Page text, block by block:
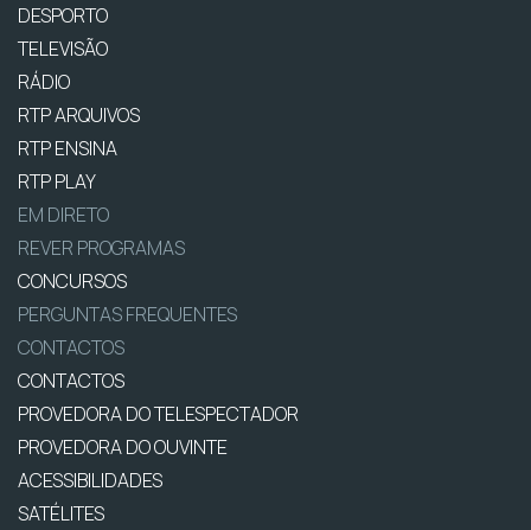
DESPORTO
TELEVISÃO
RÁDIO
RTP ARQUIVOS
RTP ENSINA
RTP PLAY
EM DIRETO
REVER PROGRAMAS
CONCURSOS
PERGUNTAS FREQUENTES
CONTACTOS
CONTACTOS
PROVEDORA DO TELESPECTADOR
PROVEDORA DO OUVINTE
ACESSIBILIDADES
SATÉLITES